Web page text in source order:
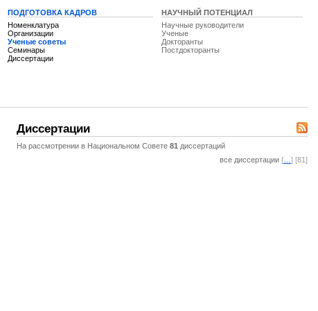
ПОДГОТОВКА КАДРОВ
Номенклатура
Организации
Ученые советы
Семинары
Диссертации
НАУЧНЫЙ ПОТЕНЦИАЛ
Научные руководители
Ученые
Докторанты
Постдокторанты
Диссертации
На рассмотрении в Национальном Совете 81 диссертаций
все диссертации [ ] [81]